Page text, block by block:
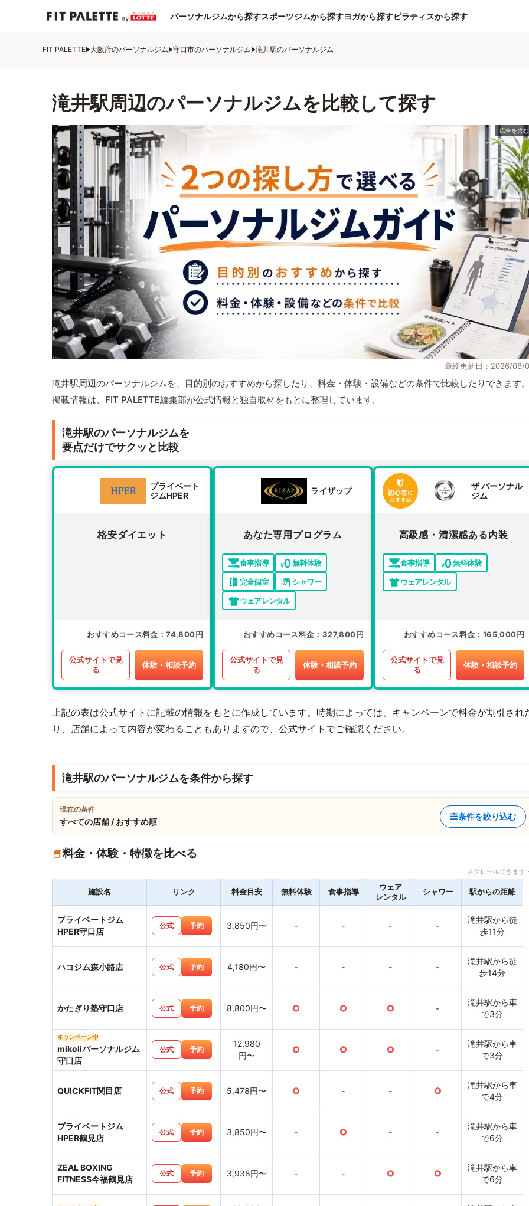
パーソナルジムから探すスポーツジムから探すヨガから探すピラティスから探す
FIT PALETTE 大阪府のパーソナルジム 守口市のパーソナルジム 滝井駅のパーソナルジム
滝井駅周辺のパーソナルジムを比較して探す
最終更新日：2026/08/
滝井駅周辺のパーソナルジムを、目的別のおすすめから探したり、料金・体験・設備などの条件で比較したりできます
掲載情報は、FIT PALETTE編集部が公式情報と独自取材をもとに整理しています。
滝井駅のパーソナルジムを
要点だけでサクッと比較
プライベート
ジムHPER
格安ダイエット
おすすめコース料金 74,800円
公式サイトで見
る
体験・相談予約
ライザップ
あなた専用プログラム
食事指導
無料体験
完全個室
シャワー
ウェアレンタル
おすすめコース料金 327,800円
公式サイトで見
る
体験・相談予約
ザ パーソナル
ジム
高級感・清潔感ある内装
食事指導
無料体験
ウェアレンタル
おすすめコース料金 165,000円
公式サイトで見
る
体験・相談予約
上記の表は公式サイトに記載の情報をもとに作成しています。時期によっては、キャンペーンで料金が割引され
り、店舗によって内容が変わることもありますので、公式サイトでご確認ください。
滝井駅のパーソナルジムを条件から探す
現在の条件
すべての店舗 / おすすめ順
条件を絞り込む
料金・体験・特徴を比べる
スクロールできま
施設名 リンク 料金目安 無料体験 食事指導
ウェア
レンタル
シャワー 駅からの距離
プライベートジム
HPER守口店
公式 予約 3,850円〜 - - - -
滝井駅から徒
歩11分
ハコジム森小路店 公式 予約 4,180円〜 - - - -
滝井駅から徒
歩14分
かたぎり塾守口店 公式 予約 8,800円〜 ○ ○ ○ -
滝井駅から車
で3分
キャンペーン中
mikoliパーソナルジム
守口店
公式 予約
12,980
円〜
○ ○ ○ -
滝井駅から車
で3分
QUICKFIT関目店 公式 予約 5,478円〜 ○ - - ○
滝井駅から車
で4分
プライベートジム
HPER鶴見店
公式 予約 3,850円〜 - ○ - -
滝井駅から車
で6分
ZEAL BOXING
FITNESS今福鶴見店
公式 予約 3,938円〜 - - ○ ○
滝井駅から車
で6分